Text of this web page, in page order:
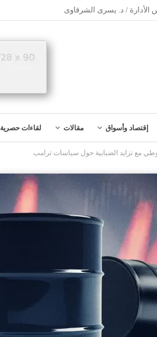
/ د. يسرى الشرقاوى
إقتصاد وأسواق مقالات لقاءات حصرية
مع تزايد الضبابية حول سياسات ترامب